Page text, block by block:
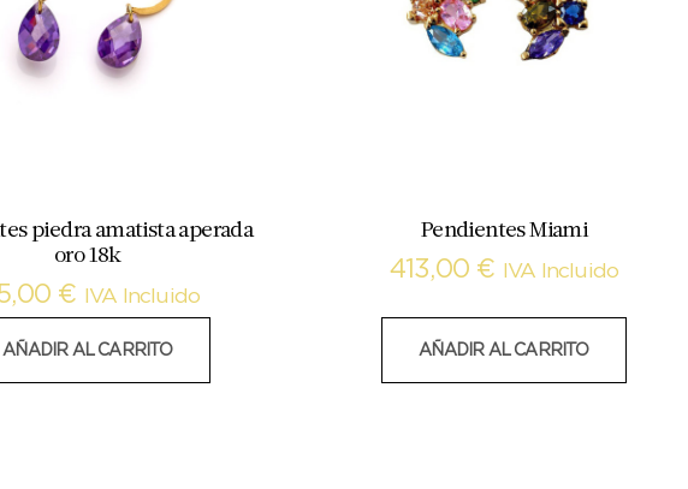
piedra amatista aperada
oro 18k
€ IVA Incluido
AÑADIR AL CARRITO
Pendientes Miami
413,00 € IVA Incluido
AÑADIR AL CARRITO